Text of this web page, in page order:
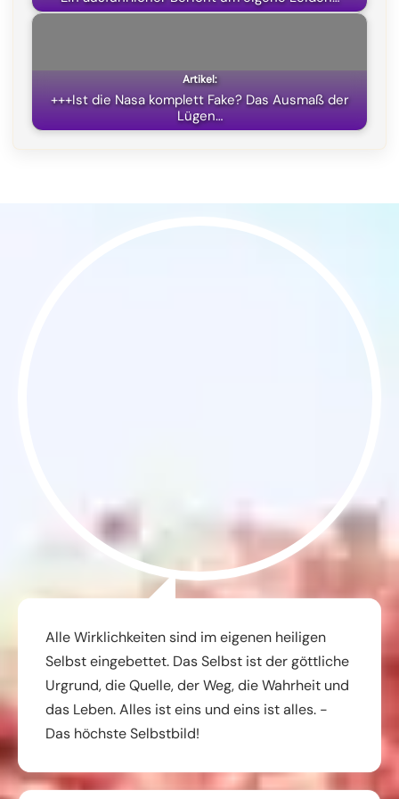
+++Ist die Nasa komplett Fake? Das Ausmaß der
Lügen…
Alle Wirklichkeiten sind im eigenen heiligen
Selbst eingebettet. Das Selbst ist der göttliche
Urgrund, die Quelle, der Weg, die Wahrheit und
das Leben. Alles ist eins und eins ist alles. -
Das höchste Selbstbild!